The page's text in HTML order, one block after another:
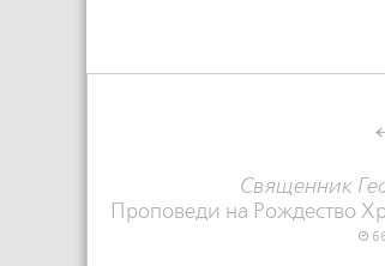
Священник
Проповеди на Рождество